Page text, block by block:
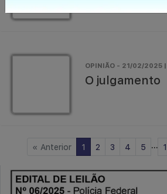
OPINIÃO - 21/02/2025
O julgamento
« Anterior 1 2 3 4 5 ...